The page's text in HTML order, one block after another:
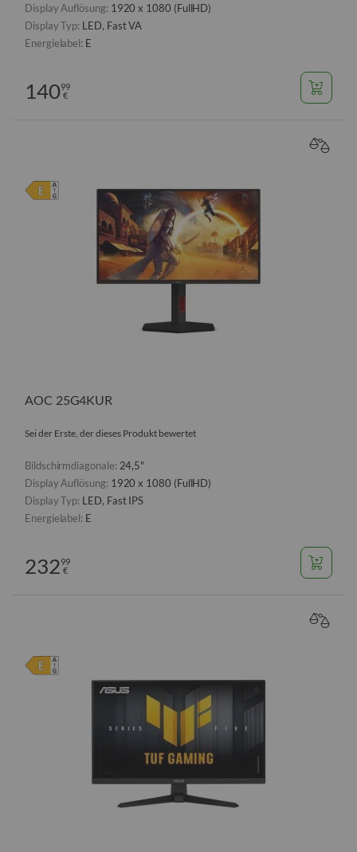
Display Auflösung: 1920 x 1080 (FullHD)
Display Typ: LED, Fast VA
Energielabel: E
14099
€
AOC 25G4KUR
Sei der Erste, der dieses Produkt bewertet
Bildschirmdiagonale: 24,5"
Display Auflösung: 1920 x 1080 (FullHD)
Display Typ: LED, Fast IPS
Energielabel: E
23299
€